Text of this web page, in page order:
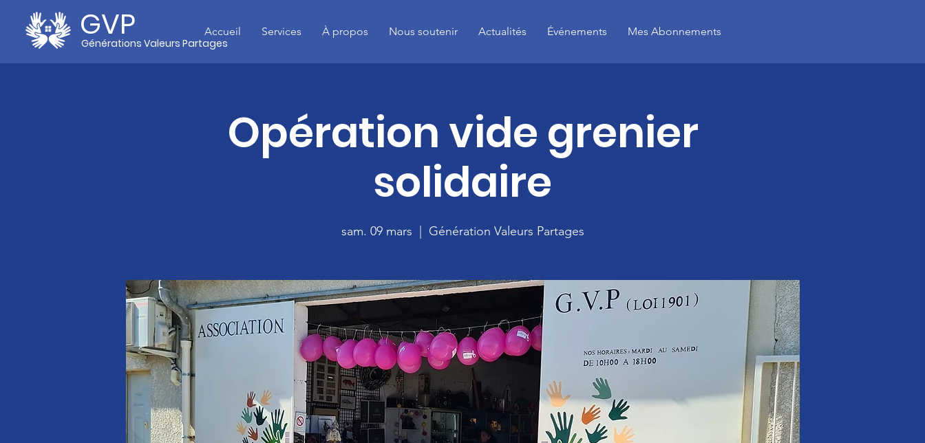
Générations Valeurs Partages
GVP Accueil Services À propos Nous soutenir Actualités Événements Mes Abonnements
Opération vide grenier
solidaire
sam. 09 mars Génération Valeurs Partages